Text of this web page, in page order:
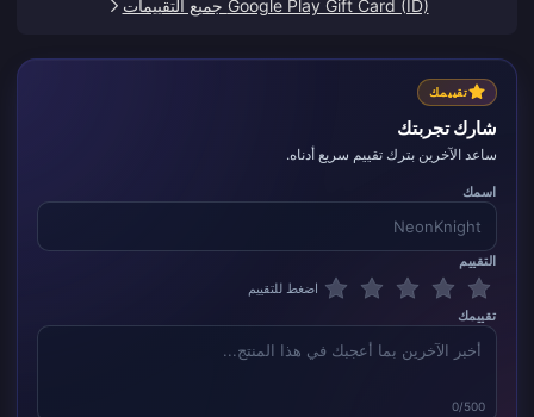
Google Play Gift Card (ID) جميع التقييمات
تقييمك
شارك تجربتك
ساعد الآخرين بترك تقييم سريع أدناه.
اسمك
التقييم
اضغط للتقييم
تقييمك
0/500